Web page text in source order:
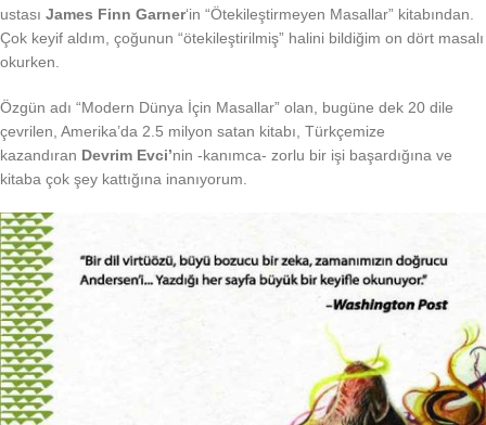
ustası James Finn Garner‘in “Ötekileştirmeyen Masallar” kitabından.
Çok keyif aldım, çoğunun “ötekileştirilmiş” halini bildiğim on dört masalı
okurken.
Özgün adı “Modern Dünya İçin Masallar” olan, bugüne dek 20 dile
çevrilen, Amerika’da 2.5 milyon satan kitabı, Türkçemize
kazandıran Devrim Evci’nin -kanımca- zorlu bir işi başardığına ve
kitaba çok şey kattığına inanıyorum.